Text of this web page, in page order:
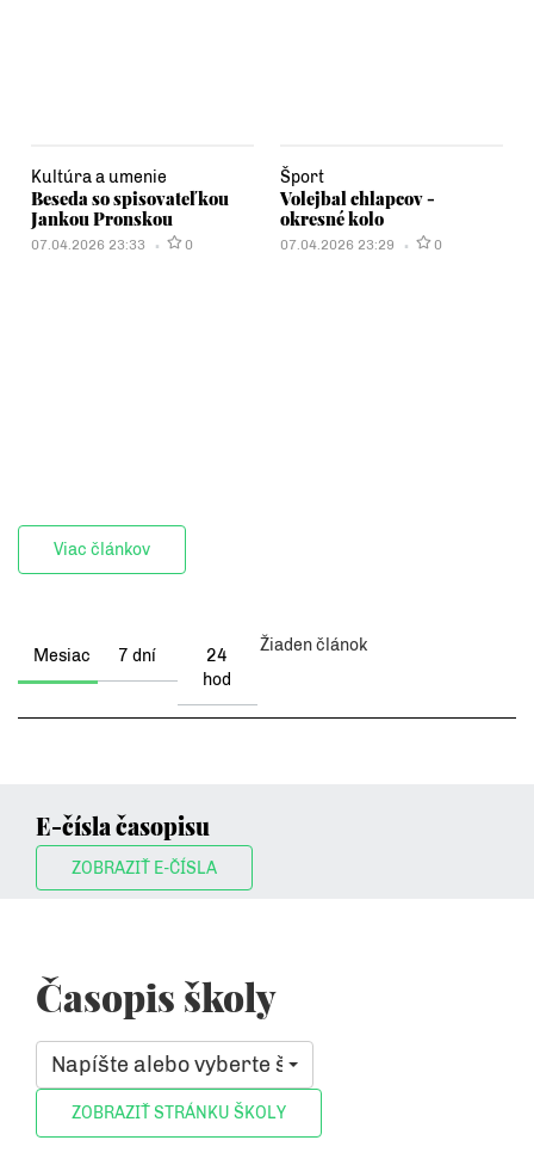
Kultúra a umenie
Beseda so spisovateľkou
Jankou Pronskou
07.04.2026 23:33 0
Šport
Volejbal chlapcov -
okresné kolo
07.04.2026 23:29 0
Viac článkov
Mesiac 7 dní
24
hod
Žiaden článok
E-čísla časopisu
ZOBRAZIŤ E-ČÍSLA
Časopis školy
Napíšte alebo vyberte školu, ktorá vás zaujíma